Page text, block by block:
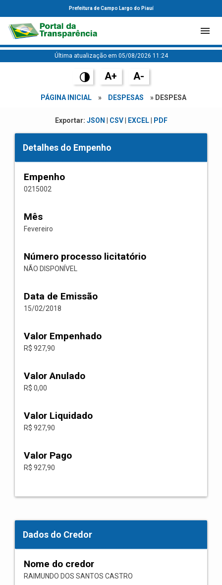
Prefeitura de Campo Largo do Piauí
Última atualização em 05/08/2026 11:24
A+ A-
PÁGINA INICIAL » DESPESAS » DESPESA
Exportar: JSON CSV| EXCEL| PDF
Detalhes do Empenho
Empenho
0215002
Mês
Fevereiro
Número processo licitatório
NÃO DISPONÍVEL
Data de Emissão
15/02/2018
Valor Empenhado
R$ 927,90
Valor Anulado
R$ 0,00
Valor Liquidado
R$ 927,90
Valor Pago
R$ 927,90
Dados do Credor
Nome do credor
RAIMUNDO DOS SANTOS CASTRO